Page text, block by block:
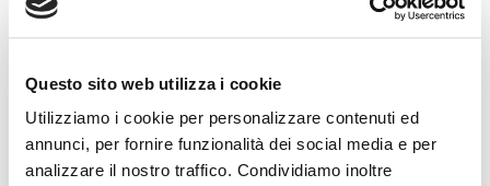
Questo sito web utilizza i cookie
Utilizziamo i cookie per personalizzare contenuti ed
annunci, per fornire funzionalità dei social media e per
analizzare il nostro traffico. Condividiamo inoltre
SUPERIORE